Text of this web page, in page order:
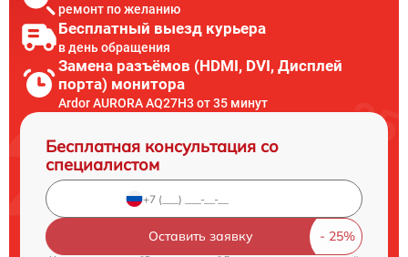
ремонт по желанию
Бесплатный выезд курьера
в день обращения
Замена разъёмов (HDMI, DVI, Дисплей
порта) монитора
Ardor AURORA AQ27H3 от 35 минут
Бесплатная консультация со
специалистом
Оставить заявку